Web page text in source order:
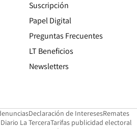
window
new window
Suscripción
Papel DigitalOpens in new
Preguntas Frecuentes
LT Beneficios
Newsletters
Opens in new window
Declaración de InteresesOpens in
Remates
new window
La TerceraOpens in new window
Tarifas publicidad electoral